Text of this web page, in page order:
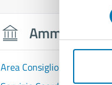
Area Consiglio Comunale